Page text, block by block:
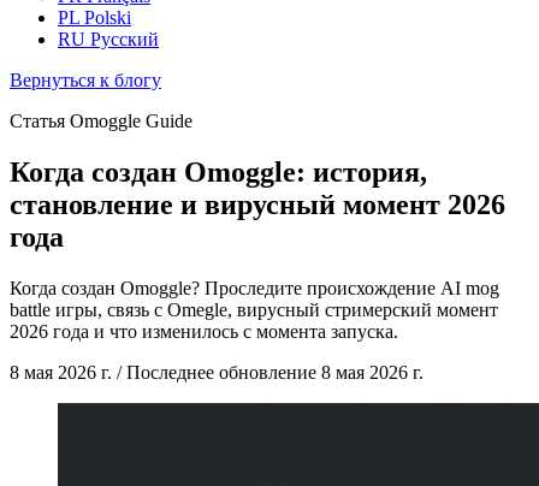
PL Polski
RU Русский
Вернуться к блогу
Статья Omoggle Guide
Когда создан Omoggle: история,
становление и вирусный момент 2026
года
Когда создан Omoggle? Проследите происхождение AI mog
battle игры, связь с Omegle, вирусный стримерский момент
2026 года и что изменилось с момента запуска.
8 мая 2026 г. / Последнее обновление 8 мая 2026 г.